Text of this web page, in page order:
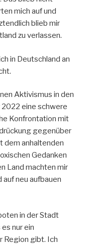
mich auf und
blieb mir
zu verlassen.
in Deutschland an
Aktivismus in den
2022 eine schwere
Konfrontation mit
gegenüber
dem anhaltenden
Gedanken
Land machten mir
auf neu aufbauen
in der Stadt
nur ein
Region gibt. Ich